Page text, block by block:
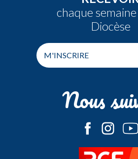
chaque
Diocèse
M'INSCRIRE
Nous